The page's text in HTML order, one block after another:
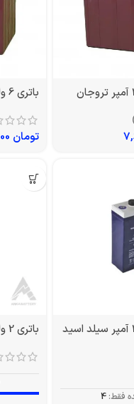
باتری 6 ولت 225 آمپر صبا باتری
تومان
باتری 2 ولت 200 آمپر سیلد اسید
فقط: 4
باتری 2 ولت 200 آمپر OPZS